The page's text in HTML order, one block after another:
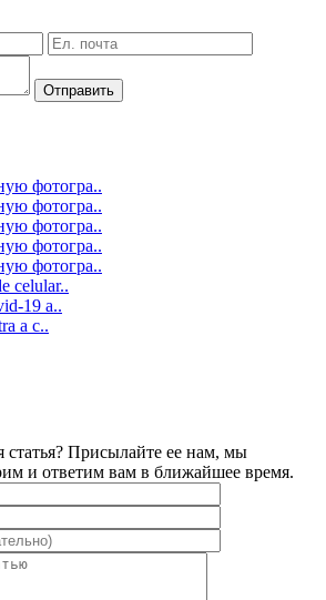
Отправить
фотогра..
фотогра..
фотогра..
фотогра..
фотогра..
celular..
19 a..
a c..
статья? Присылайте ее нам, мы
и ответим вам в ближайшее время.